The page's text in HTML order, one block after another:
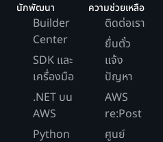
นักพัฒนา
Builder
Center
SDK และ
เครื่องมือ
.NET บน
AWS
Python
ความช่วยเหลือ
ติดต่อเรา
ยื่นตั๋ว
แจ้ง
ปัญหา
AWS
re:Post
ศูนย์